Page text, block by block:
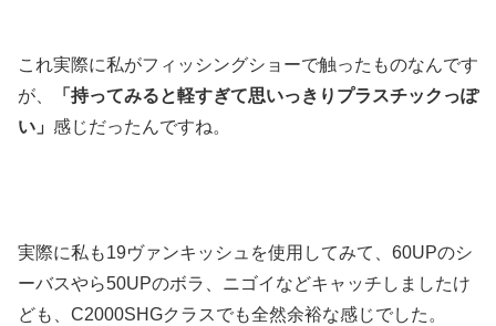
これ実際に私がフィッシングショーで触ったものなんです
が、
「持ってみると軽すぎて思いっきりプラスチックっぽ
い」 感じだったんですね。
実際に私も19ヴァンキッシュを使用してみて、60UPのシ
ーバスやら50UPのボラ、ニゴイなどキャッチしましたけ
ども、C2000SHGクラスでも全然余裕な感じでした。